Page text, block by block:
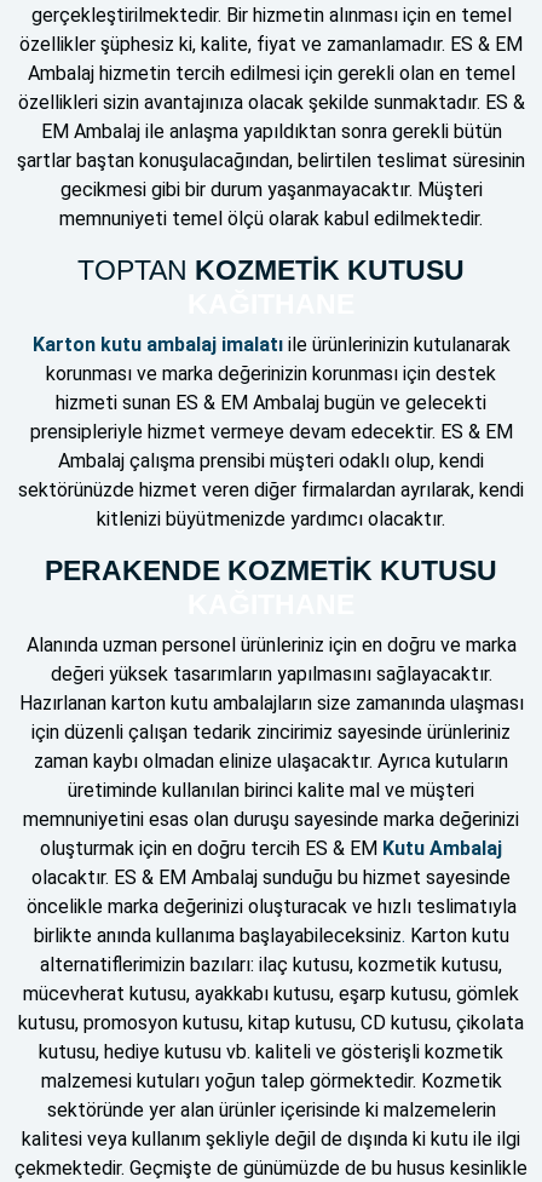
gerçekleştirilmektedir. Bir hizmetin alınması için en temel
özellikler şüphesiz ki, kalite, fiyat ve zamanlamadır. ES & EM
Ambalaj hizmetin tercih edilmesi için gerekli olan en temel
özellikleri sizin avantajınıza olacak şekilde sunmaktadır. ES &
EM Ambalaj ile anlaşma yapıldıktan sonra gerekli bütün
şartlar baştan konuşulacağından, belirtilen teslimat süresinin
gecikmesi gibi bir durum yaşanmayacaktır. Müşteri
memnuniyeti temel ölçü olarak kabul edilmektedir.
TOPTAN KOZMETİK KUTUSU
Karton kutu ambalaj imalatıile ürünlerinizin kutulanarak
korunması ve marka değerinizin korunması için destek
hizmeti sunan ES & EM Ambalaj bugün ve gelecekti
prensipleriyle hizmet vermeye devam edecektir. ES & EM
Ambalaj çalışma prensibi müşteri odaklı olup, kendi
sektörünüzde hizmet veren diğer firmalardan ayrılarak, kendi
kitlenizi büyütmenizde yardımcı olacaktır.
PERAKENDE KOZMETİK KUTUSU
Alanında uzman personel ürünleriniz için en doğru ve marka
değeri yüksek tasarımların yapılmasını sağlayacaktır.
Hazırlanan karton kutu ambalajların size zamanında ulaşması
için düzenli çalışan tedarik zincirimiz sayesinde ürünleriniz
zaman kaybı olmadan elinize ulaşacaktır. Ayrıca kutuların
üretiminde kullanılan birinci kalite mal ve müşteri
memnuniyetini esas olan duruşu sayesinde marka değerinizi
oluşturmak için en doğru tercih ES & EM Kutu Ambalaj
olacaktır. ES & EM Ambalaj sunduğu bu hizmet sayesinde
öncelikle marka değerinizi oluşturacak ve hızlı teslimatıyla
birlikte anında kullanıma başlayabileceksiniz. Karton kutu
alternatiflerimizin bazıları: ilaç kutusu, kozmetik kutusu,
mücevherat kutusu, ayakkabı kutusu, eşarp kutusu, gömlek
kutusu, promosyon kutusu, kitap kutusu, CD kutusu, çikolata
kutusu, hediye kutusu vb. kaliteli ve gösterişli kozmetik
malzemesi kutuları yoğun talep görmektedir. Kozmetik
sektöründe yer alan ürünler içerisinde ki malzemelerin
kalitesi veya kullanım şekliyle değil de dışında ki kutu ile ilgi
çekmektedir. Geçmişte de günümüzde de bu husus kesinlikle